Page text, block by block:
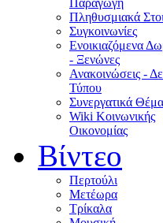
Παραγωγή
Πληθυσμιακά
Συγκοινωνίες
Ενοικιαζόμενα
- Ξενώνες
Ανακοινώσεις -
Τύπου
Συνεργατικά
Wiki Κοινωνικής
Οικονομίας
Βίντεο
Περτούλι
Μετέωρα
Τρίκαλα